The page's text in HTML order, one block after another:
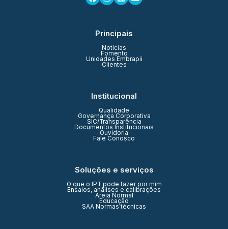
Principais
Notícias
Fomento
Unidades Embrapii
Clientes
Institucional
Qualidade
Governança Corporativa
SIC/Transparência
Documentos Institucionais
Ouvidoria
Fale Conosco
Soluções e serviços
O que o IPT pode fazer por mim
Ensaios, análises e calibrações
Areia Normal
Educação
SAA Normas técnicas